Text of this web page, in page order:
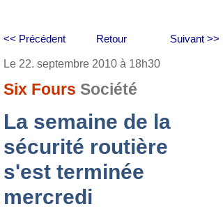
Retour
<< Précédent Suivant >>
Le 22. septembre 2010 à 18h30
Six Fours Société
La semaine de la
sécurité routière
s'est terminée
mercredi